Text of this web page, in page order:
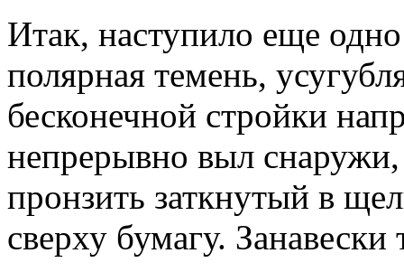
Итак, наступило еще
полярная темень,
бесконечной стройки
непрерывно выл
пронзить заткнутый в
сверху бумагу.